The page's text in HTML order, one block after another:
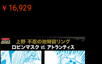
2.0 顎髭 Ver. VS. 光の矢 初回
メダル(非売品)付
￥16,929